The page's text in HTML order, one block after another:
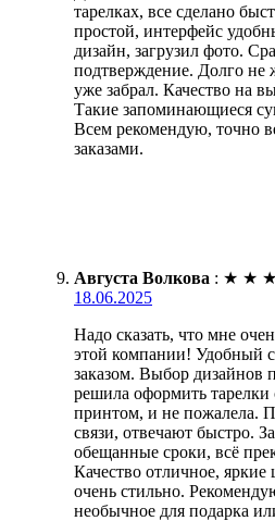
тарелках, все сделано
простой, интерфейс
дизайн, загрузил фото.
подтверждение. Долго не
уже забрал. Качество на
Такие запоминающиеся
Всем рекомендую, точно
заказами.
Августа Волкова : ★ ★ ★
18.06.2025
Надо сказать, что мне
этой компании! Удобный
заказом. Выбор дизайнов
решила оформить
принтом, и не пожалела.
связи, отвечают быстро.
обещанные сроки, всё
Качество отличное, яркие
очень стильно.
необычное для подарка